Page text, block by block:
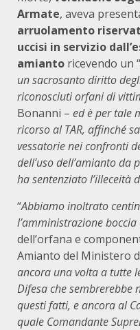
Armate, aveva
arruolamento
uccisi in servizio
amianto ricevendo un “
un sacrosanto diritto
riconosciuti orfani di
Bonanni – ed è per tale
ricorso al TAR, affinché
vessatorie nei confronti
dell’uso dell’amianto
ha sentenziato l’illeceità
“Abbiamo inoltrato
l’amministrazione
dell’orfana e
Amianto del Ministero
ancora una volta a tutte
Difesa che sembrerebbe
questi fatti, e ancora al
quale Comandante